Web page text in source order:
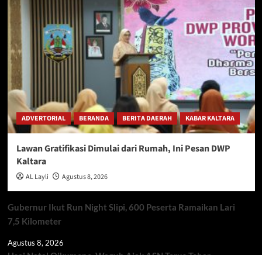
ADVERTORIAL BERANDA BERITA DAERAH KABAR KALTARA
Lawan Gratifikasi Dimulai dari Rumah, Ini Pesan DWP
Kaltara
AL Layli Agustus 8, 2026
Gubernur Ikut Run Night Slipi, 600 Peserta Ramaikan Lari
7,5 Kilometer
Agustus 8, 2026